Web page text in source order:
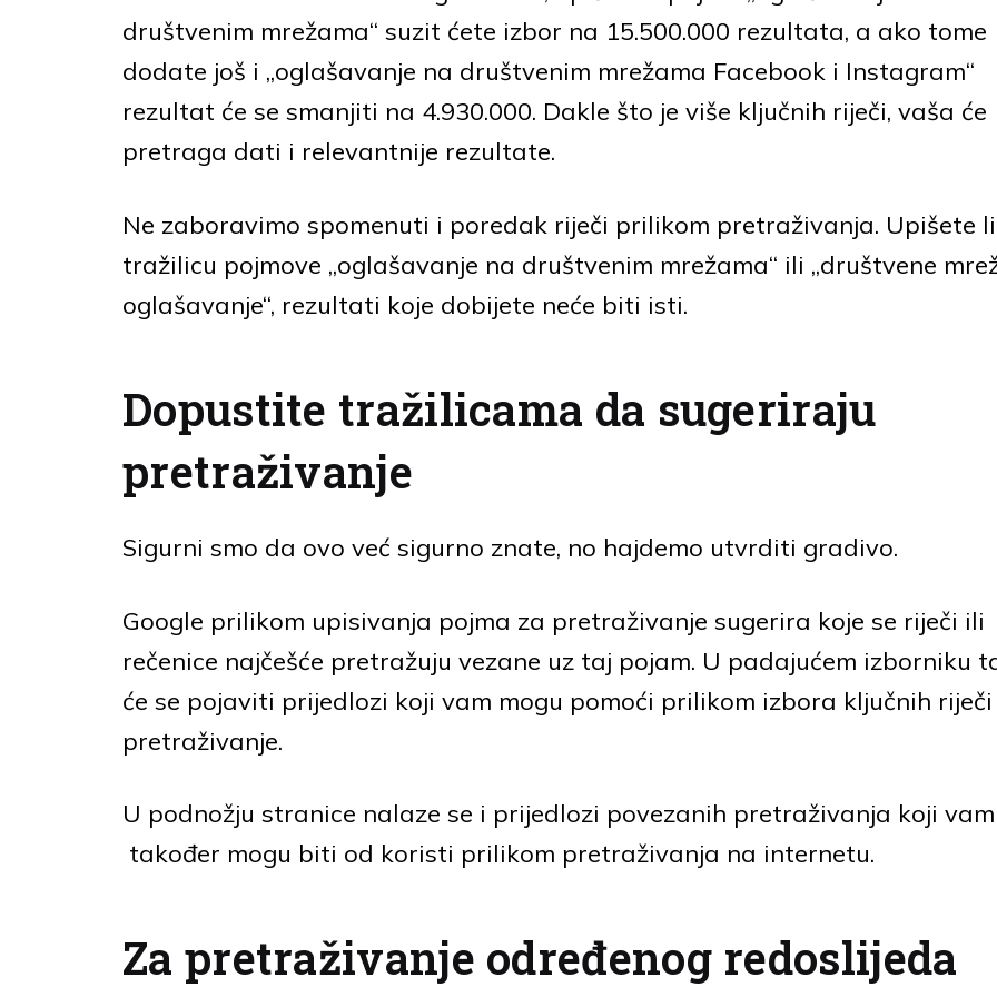
društvenim mrežama“ suzit ćete izbor na 15.500.000 rezultata, a ako tome
dodate još i „oglašavanje na društvenim mrežama Facebook i Instagram“
rezultat će se smanjiti na 4.930.000. Dakle što je više ključnih riječi, vaša će
pretraga dati i relevantnije rezultate.
Ne zaboravimo spomenuti i poredak riječi prilikom pretraživanja. Upišete
tražilicu pojmove „oglašavanje na društvenim mrežama“ ili „društvene
oglašavanje“, rezultati koje dobijete neće biti isti.
Dopustite tražilicama da sugeriraju
pretraživanje
Sigurni smo da ovo već sigurno znate, no hajdemo utvrditi gradivo.
Google prilikom upisivanja pojma za pretraživanje sugerira koje se riječi ili
rečenice najčešće pretražuju vezane uz taj pojam. U padajućem izborniku
će se pojaviti prijedlozi koji vam mogu pomoći prilikom izbora ključnih
pretraživanje.
U podnožju stranice nalaze se i prijedlozi povezanih pretraživanja koji vam
također mogu biti od koristi prilikom pretraživanja na internetu.
Za pretraživanje određenog redoslijeda